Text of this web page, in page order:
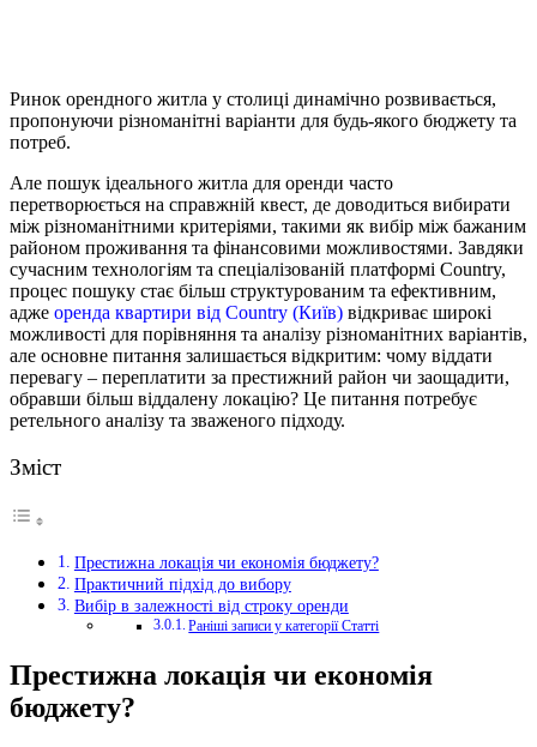
Ринок орендного житла у столиці динамічно розвивається,
пропонуючи різноманітні варіанти для будь-якого бюджету та
потреб.
Але пошук ідеального житла для оренди часто
перетворюється на справжній квест, де доводиться вибирати
між різноманітними критеріями, такими як вибір між бажаним
районом проживання та фінансовими можливостями. Завдяки
сучасним технологіям та спеціалізованій платформі Country,
процес пошуку стає більш структурованим та ефективним,
адже оренда квартири від Country (Київ) відкриває широкі
можливості для порівняння та аналізу різноманітних варіантів,
але основне питання залишається відкритим: чому віддати
перевагу – переплатити за престижний район чи заощадити,
обравши більш віддалену локацію? Це питання потребує
ретельного аналізу та зваженого підходу.
Зміст
Престижна локація чи економія бюджету?
Практичний підхід до вибору
Вибір в залежності від строку оренди
Раніші записи у категорії Статті
Престижна локація чи економія
бюджету?